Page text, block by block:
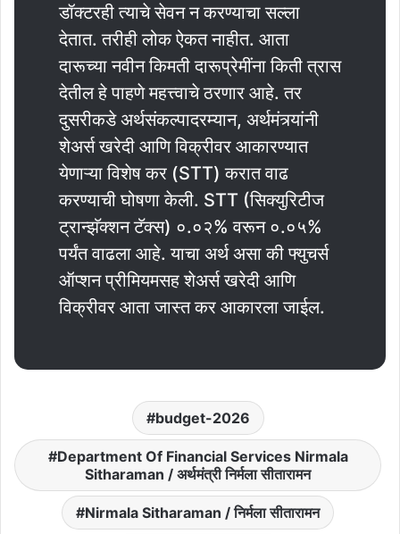
डॉक्टरही त्याचे सेवन न करण्याचा सल्ला
देतात. तरीही लोक ऐकत नाहीत. आता
दारूच्या नवीन किमती दारूप्रेमींना किती त्रास
देतील हे पाहणे महत्त्वाचे ठरणार आहे. तर
दुसरीकडे अर्थसंकल्पादरम्यान, अर्थमंत्र्यांनी
शेअर्स खरेदी आणि विक्रीवर आकारण्यात
येणाऱ्या विशेष कर (STT) करात वाढ
करण्याची घोषणा केली. STT (सिक्युरिटीज
ट्रान्झॅक्शन टॅक्स) ०.०२% वरून ०.०५%
पर्यंत वाढला आहे. याचा अर्थ असा की फ्युचर्स
ऑप्शन प्रीमियमसह शेअर्स खरेदी आणि
विक्रीवर आता जास्त कर आकारला जाईल.
budget-2026
Department Of Financial Services Nirmala
Sitharaman / अर्थमंत्री निर्मला सीतारामन
Nirmala Sitharaman / निर्मला सीतारामन